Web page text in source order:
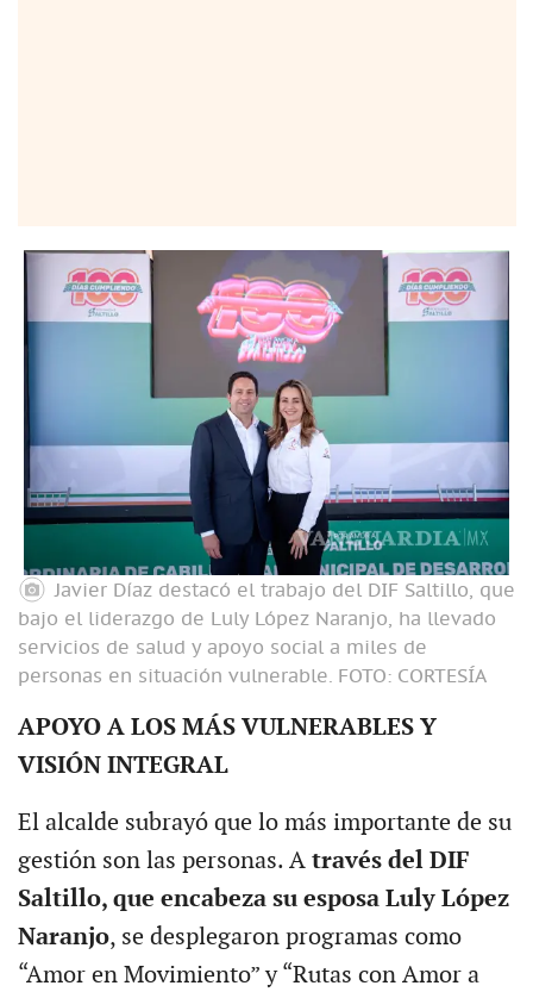
Javier Díaz destacó el trabajo del DIF Saltillo, que
bajo el liderazgo de Luly López Naranjo, ha llevado
servicios de salud y apoyo social a miles de
personas en situación vulnerable. FOTO: CORTESÍA
APOYO A LOS MÁS VULNERABLES Y
VISIÓN INTEGRAL
El alcalde subrayó que lo más importante de su
gestión son las personas. A través del DIF
Saltillo, que encabeza su esposa Luly López
Naranjo, se desplegaron programas como
“Amor en Movimiento” y “Rutas con Amor a